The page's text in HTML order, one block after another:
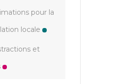
pour la
locale
et